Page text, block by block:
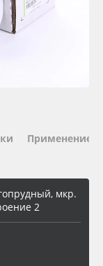
Применение
мкр.
2